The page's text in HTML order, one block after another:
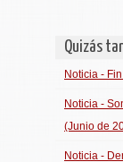
Quizás
Noticia -
Noticia -
(Junio de
Noticia -